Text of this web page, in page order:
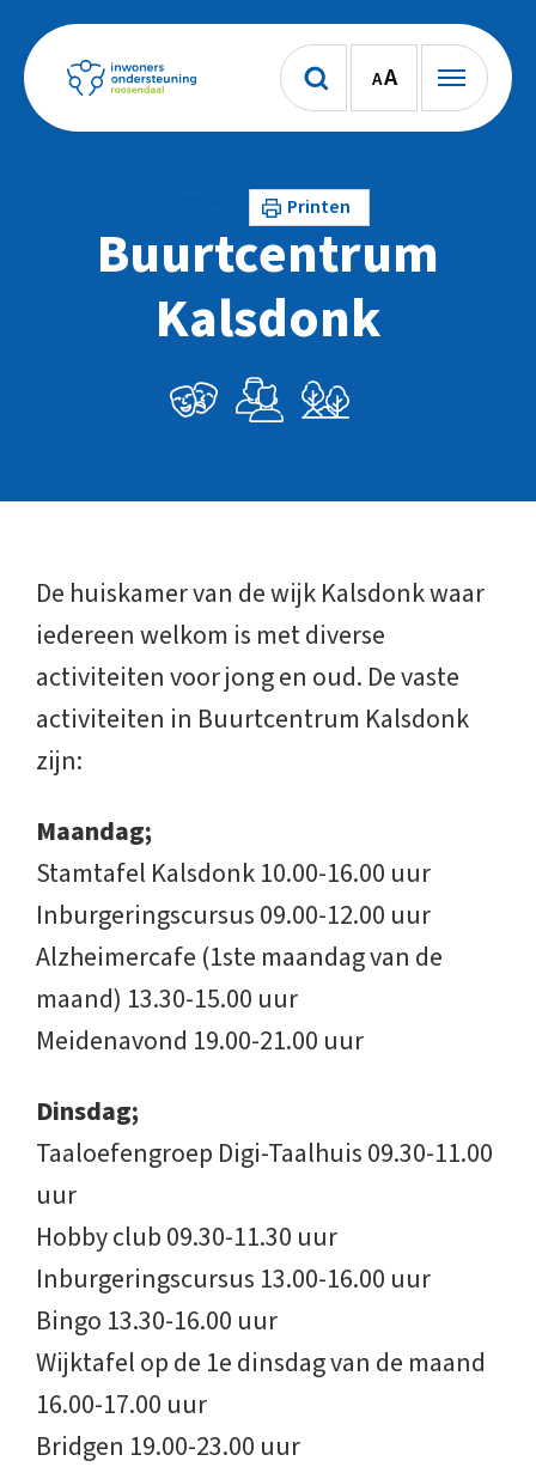
AA
Printen
Buurtcentrum
Kalsdonk
De huiskamer van de wijk Kalsdonk waar
iedereen welkom is met diverse
activiteiten voor jong en oud. De vaste
activiteiten in Buurtcentrum Kalsdonk
zijn:
Maandag;
Stamtafel Kalsdonk 10.00-16.00 uur
Inburgeringscursus 09.00-12.00 uur
Alzheimercafe (1ste maandag van de
maand) 13.30-15.00 uur
Meidenavond 19.00-21.00 uur
Dinsdag;
Taaloefengroep Digi-Taalhuis 09.30-11.00
uur
Hobby club 09.30-11.30 uur
Inburgeringscursus 13.00-16.00 uur
Bingo 13.30-16.00 uur
Wijktafel op de 1e dinsdag van de maand
16.00-17.00 uur
Bridgen 19.00-23.00 uur